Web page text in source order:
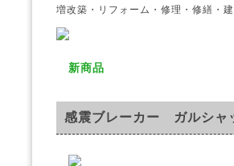
増改築・リフォーム・修理・修繕・
新商品
感震ブレーカー ガルシャ